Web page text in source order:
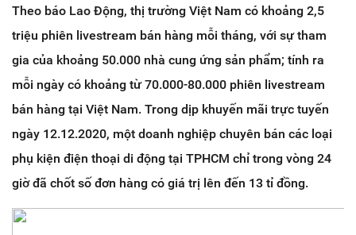
Theo báo Lao Động, thị trường Việt Nam có khoảng 2,5
triệu phiên livestream bán hàng mỗi tháng, với sự tham
gia của khoảng 50.000 nhà cung ứng sản phẩm; tính ra
mỗi ngày có khoảng từ 70.000-80.000 phiên livestream
bán hàng tại Việt Nam. Trong dịp khuyến mãi trực tuyến
ngày 12.12.2020, một doanh nghiệp chuyên bán các loại
phụ kiện điện thoại di động tại TPHCM chỉ trong vòng 24
giờ đã chốt số đơn hàng có giá trị lên đến 13 tỉ đồng.